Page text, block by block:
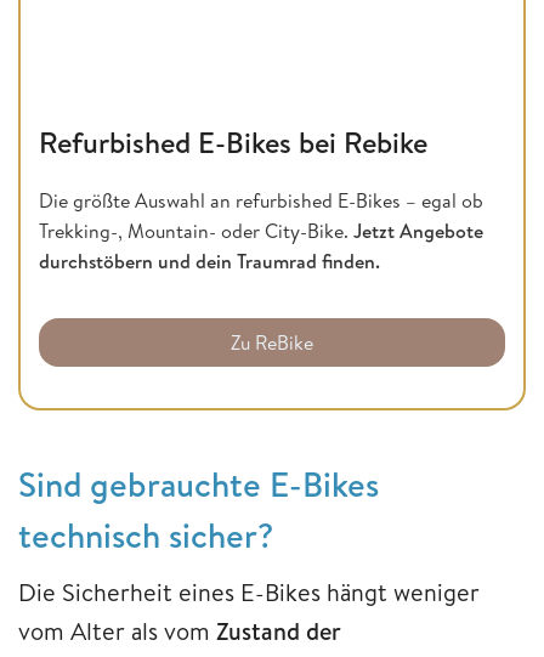
Refurbished E-Bikes bei Rebike
Die größte Auswahl an refurbished E-Bikes – egal ob
Trekking-, Mountain- oder City-Bike. Jetzt Angebote
durchstöbern und dein Traumrad finden.
Zu ReBike
Sind gebrauchte E-Bikes
technisch sicher?
Die Sicherheit eines E-Bikes hängt weniger
vom Alter als vom Zustand der